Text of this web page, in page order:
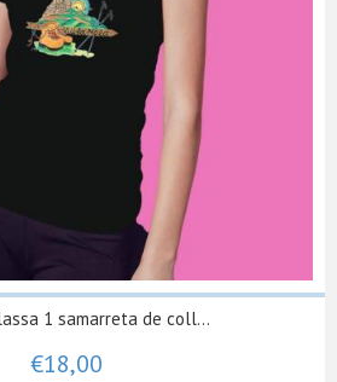
1 samarreta de coll...
€18,00